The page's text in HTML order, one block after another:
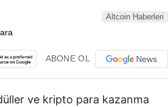
Altcoin Haberleri
ABONE OL
ve kripto para kazanma